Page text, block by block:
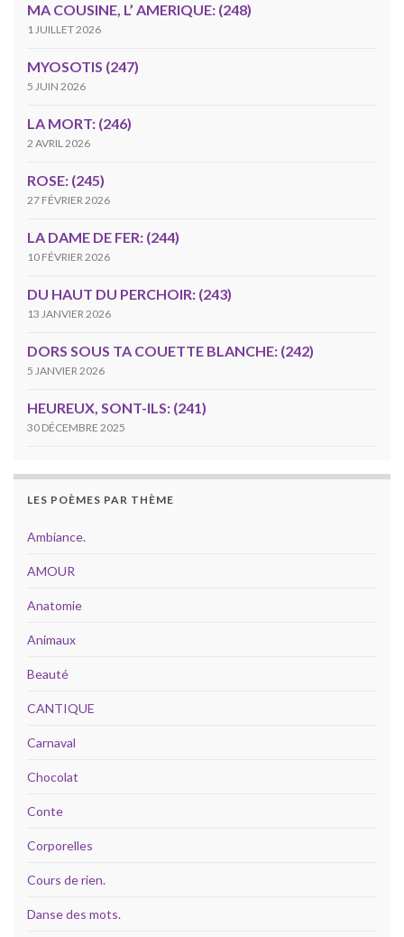
MA COUSINE, L’ AMERIQUE: (248)
1 JUILLET 2026
MYOSOTIS (247)
5 JUIN 2026
LA MORT: (246)
2 AVRIL 2026
ROSE: (245)
27 FÉVRIER 2026
LA DAME DE FER: (244)
10 FÉVRIER 2026
DU HAUT DU PERCHOIR: (243)
13 JANVIER 2026
DORS SOUS TA COUETTE BLANCHE: (242)
5 JANVIER 2026
HEUREUX, SONT-ILS: (241)
30 DÉCEMBRE 2025
LES POÈMES PAR THÈME
Ambiance.
AMOUR
Anatomie
Animaux
Beauté
CANTIQUE
Carnaval
Chocolat
Conte
Corporelles
Cours de rien.
Danse des mots.